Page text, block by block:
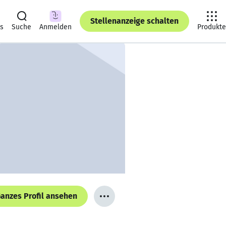
Suche Anmelden
Stellenanzeige schalten
Produkte
Profil ansehen